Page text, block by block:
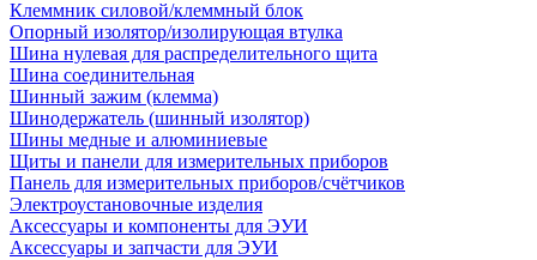
Клеммник силовой/клеммный блок
Опорный изолятор/изолирующая втулка
Шина нулевая для распределительного щита
Шина соединительная
Шинный зажим (клемма)
Шинодержатель (шинный изолятор)
Шины медные и алюминиевые
Щиты и панели для измерительных приборов
Панель для измерительных приборов/счётчиков
Электроустановочные изделия
Аксессуары и компоненты для ЭУИ
Аксессуары и запчасти для ЭУИ